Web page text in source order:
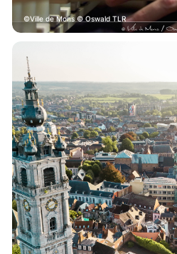
Ville de Mons © Oswald TLR